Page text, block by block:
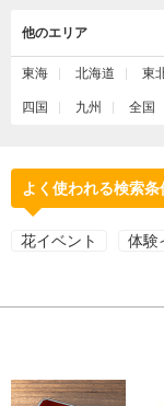
他のエリア
東海 北海道 東
四国 九州 全国
よく使われる検索条
花イベント 体験